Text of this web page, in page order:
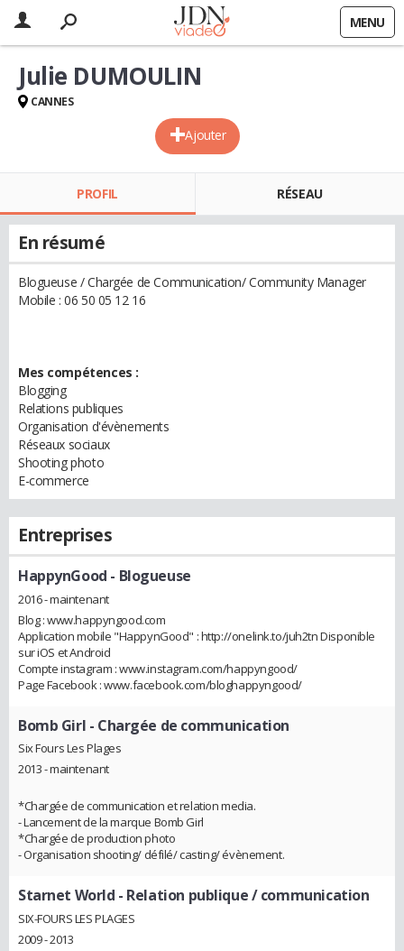
MENU
Ajouter
Julie DUMOULIN
CANNES
PROFIL RÉSEAU
En résumé
Blogueuse / Chargée de Communication/ Community Manager
Mobile : 06 50 05 12 16
Mes compétences :
Blogging
Relations publiques
Organisation d'évènements
Réseaux sociaux
Shooting photo
E-commerce
Entreprises
HappynGood - Blogueuse
2016 - maintenant
Blog : www.happyngood.com
Application mobile "HappynGood" : http://onelink.to/juh2tn Disponible
sur iOS et Android
Compte instagram : www.instagram.com/happyngood/
Page Facebook : www.facebook.com/bloghappyngood/
Bomb Girl - Chargée de communication
Six Fours Les Plages
2013 - maintenant
*Chargée de communication et relation media.
- Lancement de la marque Bomb Girl
*Chargée de production photo
- Organisation shooting/ défilé/ casting/ évènement.
Starnet World - Relation publique / communication
SIX-FOURS LES PLAGES
2009 - 2013